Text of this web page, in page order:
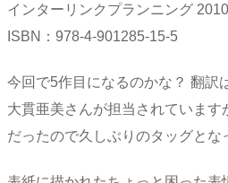
インターリンクプランニング
ISBN：978-4-901285-15-5
今回で5作目になるのかな？ 翻訳
大貫亜美さんが担当されていま
だったので久しぶりのタッグとな